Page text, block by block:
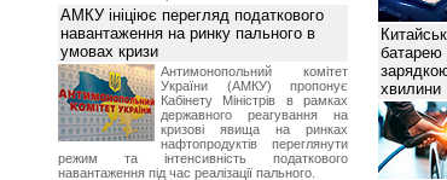
АМКУ ініціює перегляд податкового
навантаження на ринку пального в
умовах кризи
Антимонопольний комітет
України (АМКУ) пропонує
Кабінету Міністрів в рамках
державного реагування на
кризові явища на ринках
нафтопродуктів переглянути
режим та інтенсивність податкового
навантаження під час реалізації пального.
батарею
хвилини